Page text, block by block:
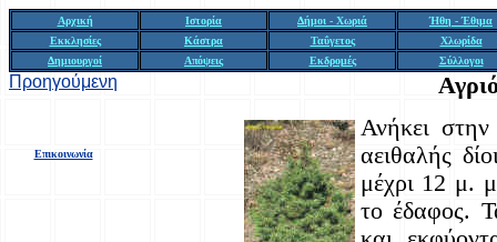
Αρχική Ιστορία Δήμοι - Χωριά
Ήθη - Έθιμα
Εκκλησίες
Κάστρα Ταΰγετος
Χλωρίδα
Δημιουργοί
Απόψεις Εκδρομές Σύλλογοι
Προηγούμενη
Επικοινωνία
Ανήκει στην
αειθαλής
μέχρι 12 μ.
το έδαφος.